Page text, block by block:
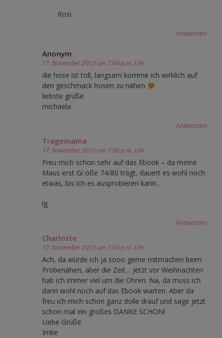
Rosi
Antworten
Anonym
17. November 2012 um 7:04 p.m. Uhr
die hose ist toll, langsam komme ich wirklich auf
den geschmack hosen zu nähen
liebste grüße
michaela
Antworten
Tragemama
17. November 2012 um 7:26 p.m. Uhr
Freu mich schon sehr auf das Ebook – da meine
Maus erst Gr.öße 74/80 trägt, dauert es wohl noch
etwas, bis ich es ausprobieren kann…
lg
Antworten
Charlotte
17. November 2012 um 7:43 p.m. Uhr
Ach, da würde ich ja sooo gerne mitmachen beim
Probenähen, aber die Zeit… Jetzt vor Weihnachten
hab ich immer viel um die Ohren. Na, da muss ich
dann wohl noch auf das Ebook warten. Aber da
freu ich mich schon ganz dolle drauf und sage jetzt
schon mal ein großes DANKE SCHÖN!
Liebe Grüße
Imke